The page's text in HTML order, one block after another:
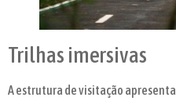
Trilhas imersivas
A estrutura de visitação apresenta